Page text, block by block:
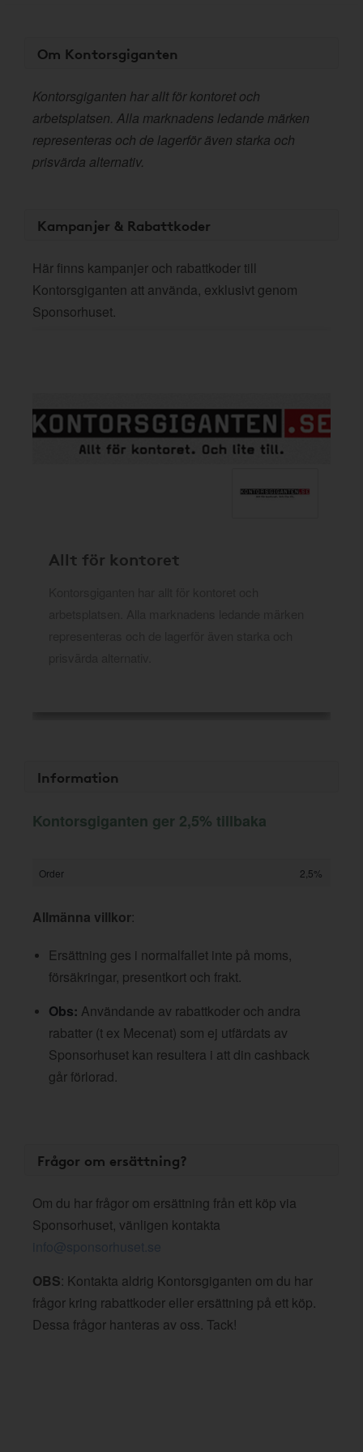
Om Kontorsgiganten
Kontorsgiganten har allt för kontoret och
arbetsplatsen. Alla marknadens ledande märken
representeras och de lagerför även starka och
prisvärda alternativ.
Kampanjer & Rabattkoder
Här finns kampanjer och rabattkoder till
Kontorsgiganten att använda, exklusivt genom
Sponsorhuset.
Allt för kontoret
Information
Kontorsgiganten ger 2,5% tillbaka
Order 2,5%
Allmänna villkor:
Ersättning ges i normalfallet inte på moms,
försäkringar, presentkort och frakt.
Obs: Användande av rabattkoder och andra
rabatter (t ex Mecenat) som ej utfärdats av
Sponsorhuset kan resultera i att din cashback
går förlorad.
Frågor om ersättning?
Om du har frågor om ersättning från ett köp via
Sponsorhuset, vänligen kontakta
info@sponsorhuset.se
OBS: Kontakta aldrig Kontorsgiganten om du har
frågor kring rabattkoder eller ersättning på ett köp.
Dessa frågor hanteras av oss. Tack!